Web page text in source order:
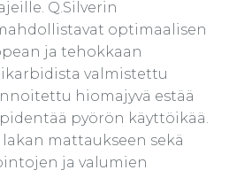
Q.Silverin
optimaalisen
ja tehokkaan
valmistettu
hiomajyvä estää
pyörön käyttöikää.
mattaukseen sekä
ja valumien